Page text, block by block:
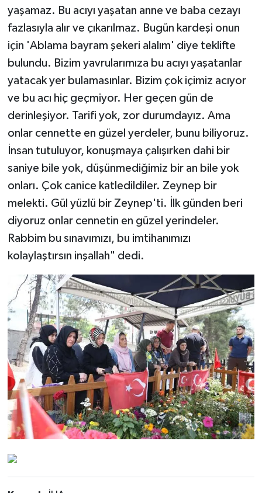
yaşamaz. Bu acıyı yaşatan anne ve baba cezayı
fazlasıyla alır ve çıkarılmaz. Bugün kardeşi onun
için 'Ablama bayram şekeri alalım' diye teklifte
bulundu. Bizim yavrularımıza bu acıyı yaşatanlar
yatacak yer bulamasınlar. Bizim çok içimiz acıyor
ve bu acı hiç geçmiyor. Her geçen gün de
derinleşiyor. Tarifi yok, zor durumdayız. Ama
onlar cennette en güzel yerdeler, bunu biliyoruz.
İnsan tutuluyor, konuşmaya çalışırken dahi bir
saniye bile yok, düşünmediğimiz bir an bile yok
onları. Çok canice katledildiler. Zeynep bir
melekti. Gül yüzlü bir Zeynep'ti. İlk günden beri
diyoruz onlar cennetin en güzel yerindeler.
Rabbim bu sınavımızı, bu imtihanımızı
kolaylaştırsın inşallah" dedi.